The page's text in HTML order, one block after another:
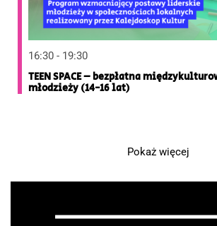
16:30 - 19:30
TEEN SPACE – bezpłatna
młodzieży (14-16 lat)
Pokaż więcej